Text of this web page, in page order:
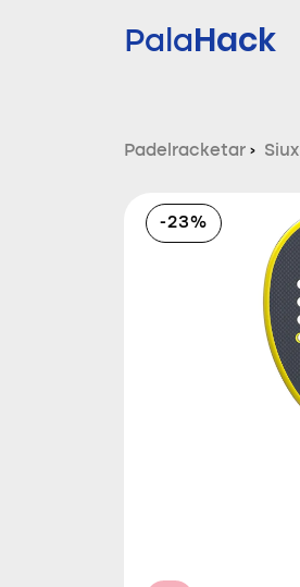
PalaHack
Padelracketar › Siux
-23%